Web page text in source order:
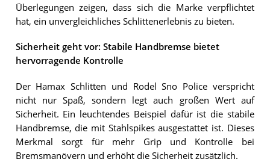
Überlegungen zeigen, dass sich die Marke verpflichtet
hat, ein unvergleichliches Schlittenerlebnis zu bieten.
Sicherheit geht vor: Stabile Handbremse bietet
hervorragende Kontrolle
Der Hamax Schlitten und Rodel Sno Police verspricht
nicht nur Spaß, sondern legt auch großen Wert auf
Sicherheit. Ein leuchtendes Beispiel dafür ist die stabile
Handbremse, die mit Stahlspikes ausgestattet ist. Dieses
Merkmal sorgt für mehr Grip und Kontrolle bei
Bremsmanövern und erhöht die Sicherheit zusätzlich.